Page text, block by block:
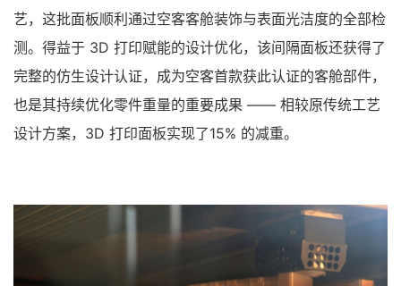
艺，这批面板顺利通过空客客舱装饰与表面光洁度的全部检
测。得益于 3D 打印赋能的设计优化，该间隔面板还获得了
完整的仿生设计认证，成为空客首款获此认证的客舱部件，
也是其持续优化零件重量的重要成果 —— 相较原传统工艺
设计方案，3D 打印面板实现了15% 的减重。